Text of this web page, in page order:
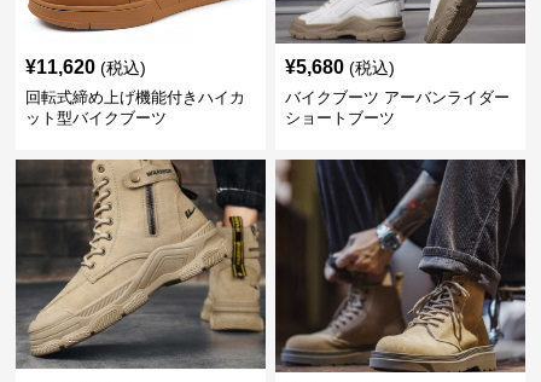
¥11,620 (税込)
回転式締め上げ機能付きハイカ
ット型バイクブーツ
¥5,680 (税込)
バイクブーツ アーバンライダー
ショートブーツ